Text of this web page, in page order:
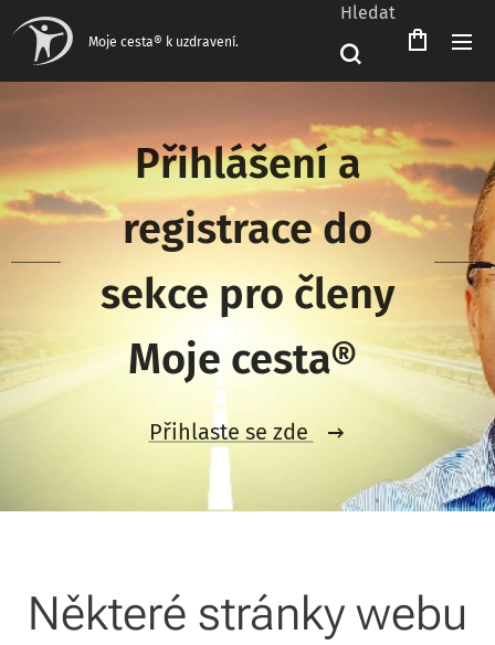
Moje cesta® k uzdravení.
Hledat
Přihlášení a
registrace do
sekce pro členy
Moje cesta®
Přihlaste se zde
Čeština‎
Některé stránky webu